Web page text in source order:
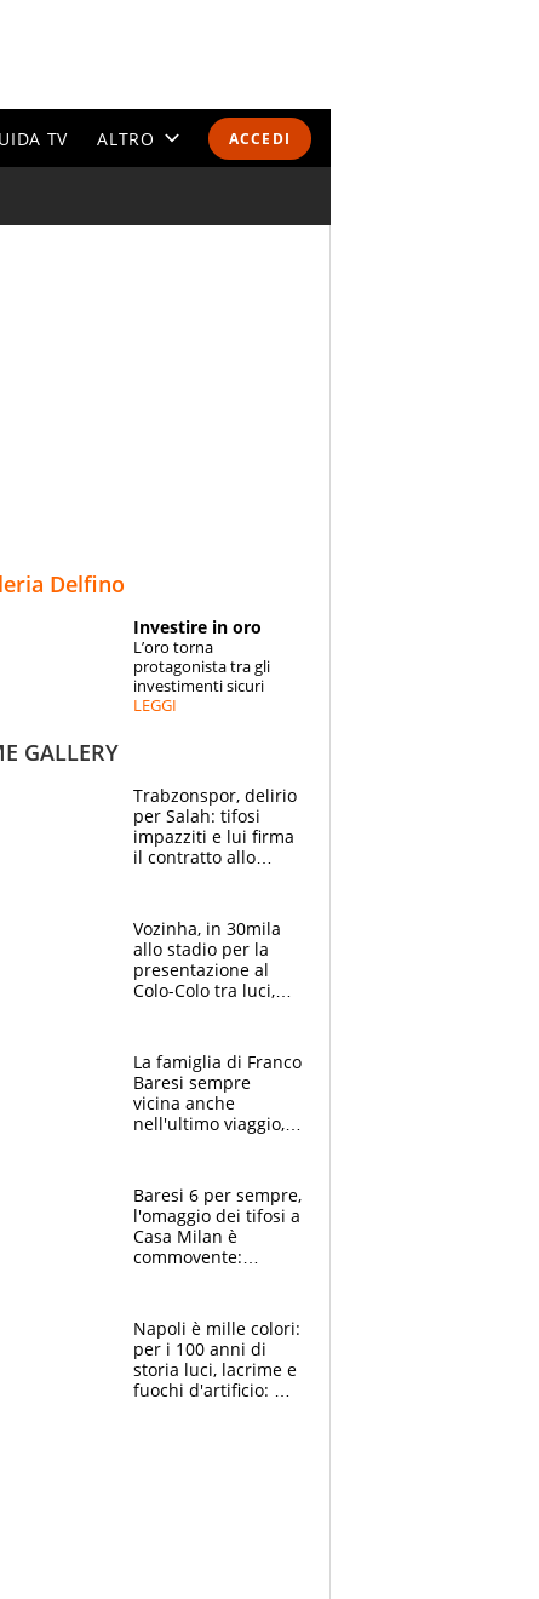
ACCEDI
TV ALTRO
ESPERTI
Delfino
Investire in oro
L’oro torna
protagonista tra gli
investimenti sicuri
LEGGI
GALLERY
Trabzonspor, delirio
per Salah: tifosi
impazziti e lui firma
il contratto allo
Vozinha, in 30mila
allo stadio per la
presentazione al
Colo-Colo tra luci,
La famiglia di Franco
Baresi sempre
vicina anche
nell'ultimo viaggio,
circondati
dall'affetto dei tifosi
Baresi 6 per sempre,
l'omaggio dei tifosi a
Casa Milan è
commovente:
bigliettini
Napoli è mille colori:
per i 100 anni di
storia luci, lacrime e
fuochi d'artificio: De